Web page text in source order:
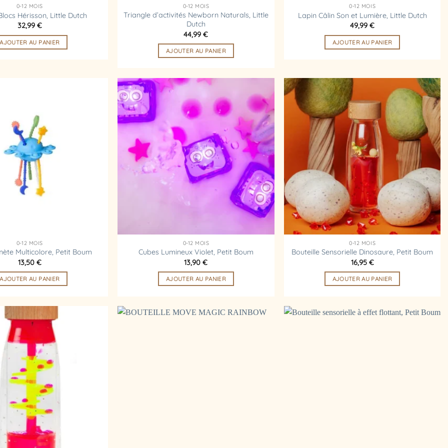
0-12 MOIS
Hérisson, Little Dutch
32,99 €
AJOUTER AU PANIER
0-12 MOIS
Triangle d’activités Newborn Naturals, Little
Dutch
44,99€
AJOUTER AU PANIER
0-12 MOIS
Lapin Câlin Son et Lumière, Little Dutch
49,99€
AJOUTER AU PANIER
0-12 MOIS
Multicolore, Petit Boum
13,50 €
AJOUTER AU PANIER
Ajouter
à la
liste
d’envies
0-12 MOIS
Cubes Lumineux Violet, Petit Boum
13,90€
AJOUTER AU PANIER
Ajouter
liste
d’envies
0-12 MOIS
Bouteille Sensorielle Dinosaure, Petit Boum
16,95 €
AJOUTER AU PANIER